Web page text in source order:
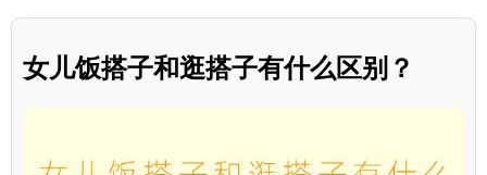
女儿饭搭子和逛搭子有什么区别？